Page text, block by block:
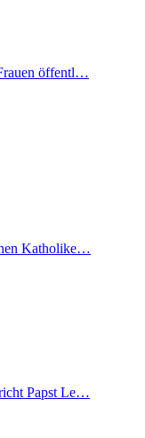
öffentl…
Katholike…
Papst Le…